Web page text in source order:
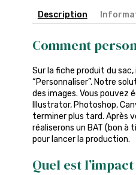
Description
Comment
Sur la fiche produit du
“Personnaliser”. Notre
des images. Vous pouvez
Illustrator, Photoshop,
terminer plus tard. Après
réaliserons un BAT (bon à
pour lancer la production.
Quel est